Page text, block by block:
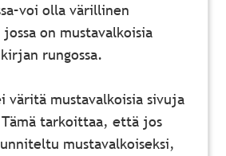
–voi olla värillinen
on mustavalkoisia
rungossa.
väritä mustavalkoisia sivuja
tarkoittaa, että jos
mustavalkoiseksi,